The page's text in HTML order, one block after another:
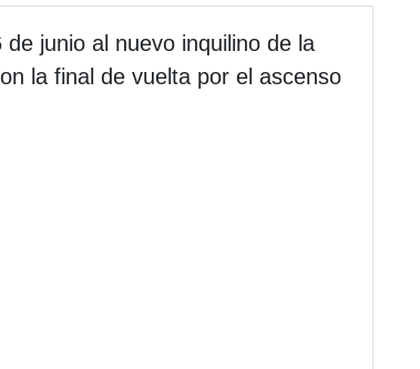
junio al nuevo inquilino de la
la final de vuelta por el ascenso